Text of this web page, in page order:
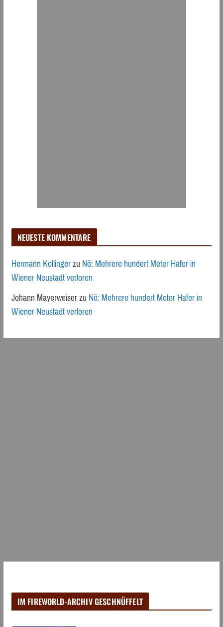
NEUESTE KOMMENTARE
Hermann KollingerzuNö: Mehrere hundert Meter Hafer in
Wiener Neustadt verloren
Johann MayerweiserzuNö: Mehrere hundert Meter Hafer in
Wiener Neustadt verloren
IM FIREWORLD-ARCHIV GESCHNÜFFELT